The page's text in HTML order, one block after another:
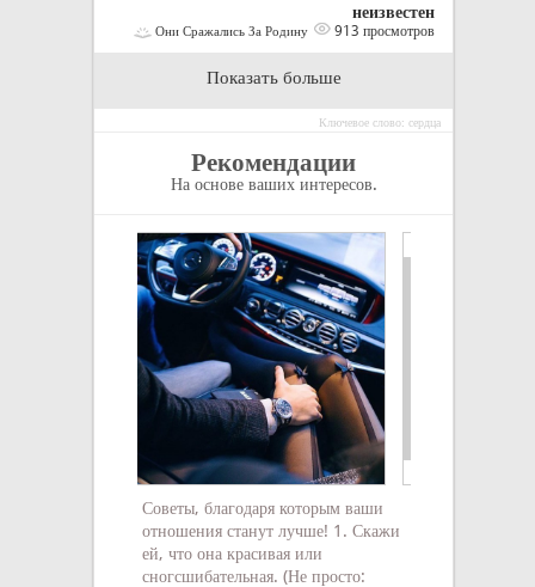
неизвестен
Они Сражались За Родину 913 просмотров
Показать больше
Ключевое слово: сердца
Рекомендации
На основе ваших интересов.
Советы, благодаря которым ваши
отношения станут лучше! 1. Скажи
ей, что она красивая или
сногсшибательная. (Не просто: